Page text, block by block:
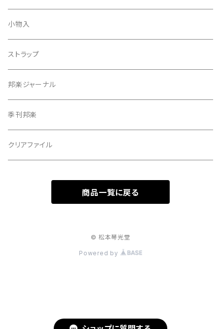
天神巾着
指すり
つぼシール
撥皮・撥皮のり
胴板
小物入
ストラップ
邦楽ジャーナル
季刊邦楽
クリアファイル
商品一覧に戻る
© 松本琴光堂
Powered by